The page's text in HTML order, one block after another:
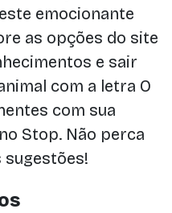
emocionante
as opções do site
e sair
com a letra O
com sua
Stop. Não perca